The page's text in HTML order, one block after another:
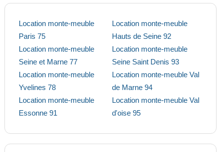
Location monte-meuble
Paris 75
Location monte-meuble
Seine et Marne 77
Location monte-meuble
Yvelines 78
Location monte-meuble
Essonne 91
Location monte-meuble
Hauts de Seine 92
Location monte-meuble
Seine Saint Denis 93
Location monte-meuble Val
de Marne 94
Location monte-meuble Val
d'oise 95